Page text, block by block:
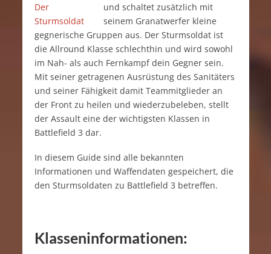
und schaltet zusätzlich mit
seinem Granatwerfer kleine
gegnerische Gruppen aus. Der Sturmsoldat ist
die Allround Klasse schlechthin und wird sowohl
im Nah- als auch Fernkampf dein Gegner sein.
Mit seiner getragenen Ausrüstung des Sanitäters
und seiner Fähigkeit damit Teammitglieder an
der Front zu heilen und wiederzubeleben, stellt
der Assault eine der wichtigsten Klassen in
Battlefield 3 dar.
In diesem Guide sind alle bekannten
Informationen und Waffendaten gespeichert, die
den Sturmsoldaten zu Battlefield 3 betreffen.
Klasseninformationen: